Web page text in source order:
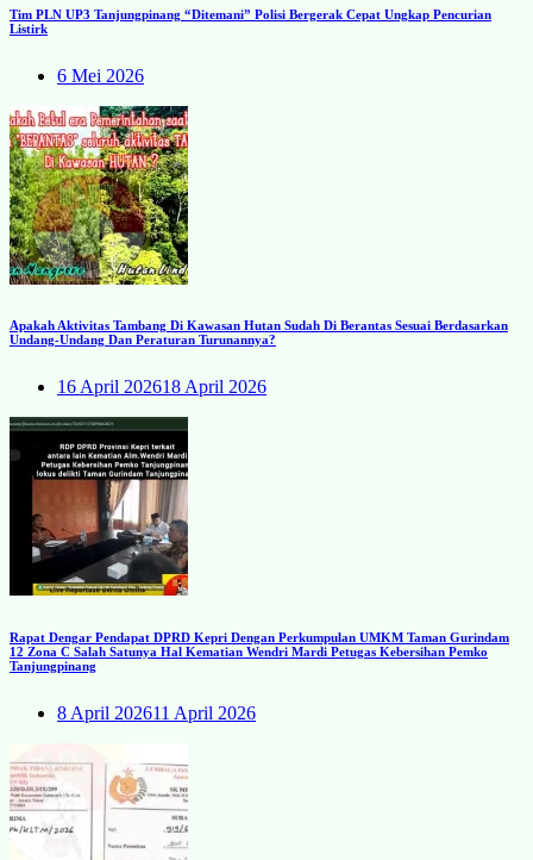
Tim PLN UP3 Tanjungpinang “Ditemani” Polisi Bergerak Cepat Ungkap Pencurian
Listirk
6 Mei 2026
Apakah Aktivitas Tambang Di Kawasan Hutan Sudah Di Berantas Sesuai Berdasarkan
Undang-Undang Dan Peraturan Turunannya?
16 April 202618 April 2026
Rapat Dengar Pendapat DPRD Kepri Dengan Perkumpulan UMKM Taman Gurindam
12 Zona C Salah Satunya Hal Kematian Wendri Mardi Petugas Kebersihan Pemko
Tanjungpinang
8 April 202611 April 2026